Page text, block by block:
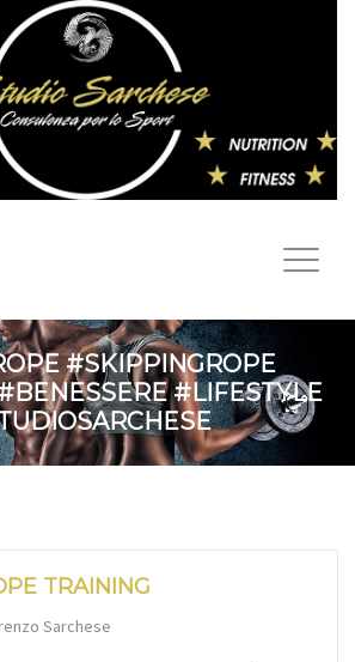
#SKIPPINGROPE
#LIFESTYLE
TRAINING
Sarchese